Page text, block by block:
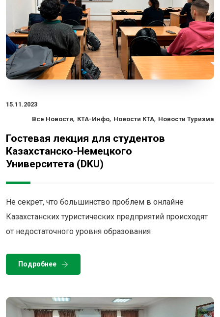
15.11.2023
Все Новости, КТА-Инфо, Новости КТА, Новости Туризма
Гостевая лекция для студентов
Казахстанско-Немецкого
Университета (DKU)
Не секрет, что большинство проблем в онлайне
Казахстанских туристических предприятий происходят
от недостаточного уровня образования
Подробнее